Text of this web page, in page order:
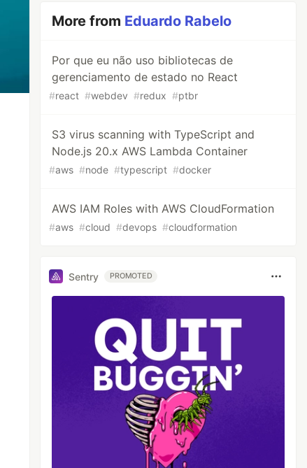
More from Eduardo Rabelo
Por que eu não uso bibliotecas de
gerenciamento de estado no React
#react #webdev #redux #ptbr
S3 virus scanning with TypeScript and
Node.js 20.x AWS Lambda Container
#aws #node #typescript #docker
AWS IAM Roles with AWS CloudFormation
#aws #cloud #devops #cloudformation
Sentry PROMOTED